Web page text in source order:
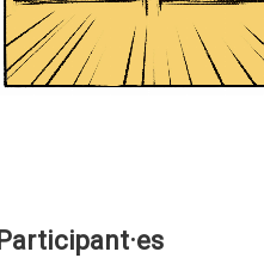
Participant·es